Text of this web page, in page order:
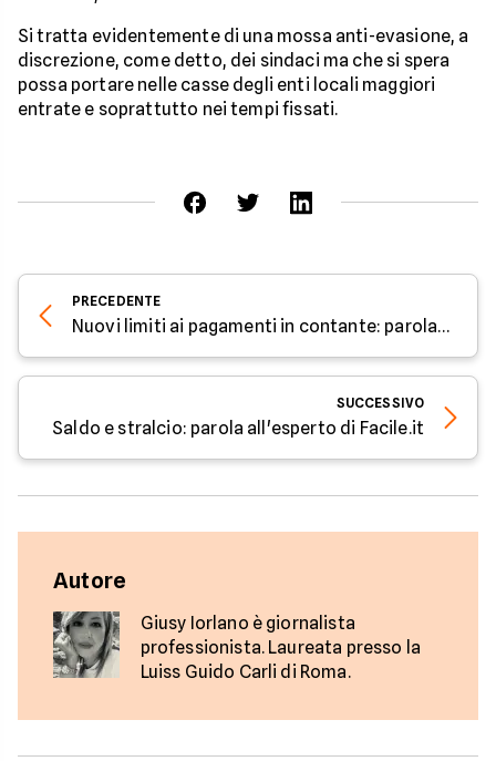
Si tratta evidentemente di una mossa anti-evasione, a
discrezione, come detto, dei sindaci ma che si spera
possa portare nelle casse degli enti locali maggiori
entrate e soprattutto nei tempi fissati.
PRECEDENTE
Nuovi limiti ai pagamenti in contante: parola all'esperto di Facile.it
SUCCESSIVO
Saldo e stralcio: parola all'esperto di Facile.it
Autore
Giusy Iorlano è giornalista
professionista. Laureata presso la
Luiss Guido Carli di Roma.